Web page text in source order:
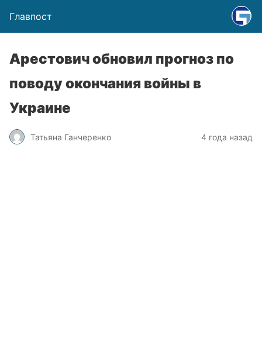
Главпост
Арестович обновил прогноз по
поводу окончания войны в
Украине
Татьяна Ганчеренко 4 года назад